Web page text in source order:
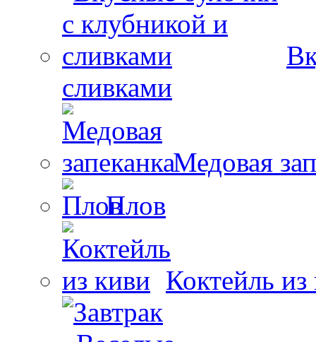
сливками
Медовая
Плов
Коктейль из